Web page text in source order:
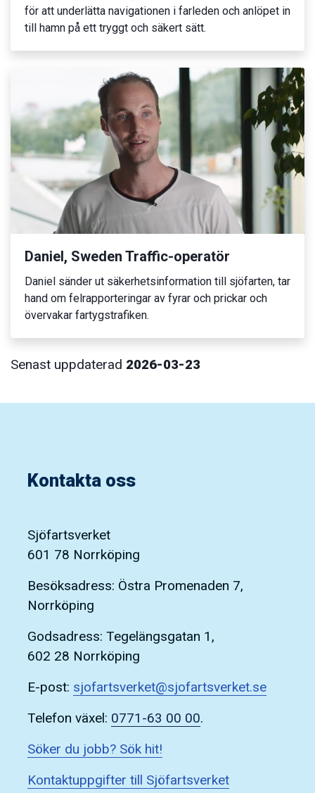
för att underlätta navigationen i farleden och anlöpet in
till hamn på ett tryggt och säkert sätt.
Daniel, Sweden Traffic-operatör
Daniel sänder ut säkerhetsinformation till sjöfarten, tar
hand om felrapporteringar av fyrar och prickar och
övervakar fartygstrafiken.
Senast uppdaterad 2026-03-23
Kontakta oss
Sjöfartsverket
601 78 Norrköping
Besöksadress: Östra Promenaden 7,
Norrköping
Godsadress: Tegelängsgatan 1,
602 28 Norrköping
E-post: sjofartsverket@sjofartsverket.se
Telefon växel: 0771-63 00 00.
Söker du jobb? Sök hit!
Kontaktuppgifter till Sjöfartsverket